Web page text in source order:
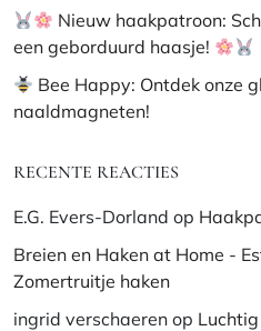
Nieuw haakpatroon:
een geborduurd haasje!
Bee Happy: Ontdek onze
naaldmagneten!
RECENTE REACTIES
E.G. Evers-Dorland op
Breien en Haken at Home -
Zomertruitje haken
ingrid verschaeren op